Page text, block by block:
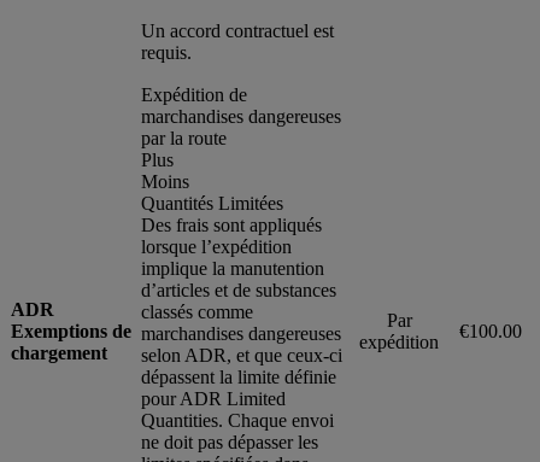
Un accord contractuel est
requis.
ADR
Exemptions de
chargement
Expédition de
marchandises dangereuses
par la route
Plus
Moins
Quantités Limitées
Des frais sont appliqués
lorsque l’expédition
implique la manutention
d’articles et de substances
classés comme
marchandises dangereuses
selon ADR, et que ceux-ci
dépassent la limite définie
pour ADR Limited
Quantities. Chaque envoi
ne doit pas dépasser les
Par
expédition
€100.00